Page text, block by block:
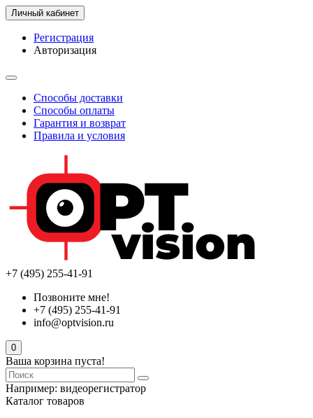
Личный кабинет
Регистрация
Авторизация
Способы доставки
Способы оплаты
Гарантия и возврат
Правила и условия
+7 (495) 255-41-91
Позвоните мне!
+7 (495) 255-41-91
info@optvision.ru
0
Ваша корзина пуста!
Например: видеорегистратор
Каталог товаров